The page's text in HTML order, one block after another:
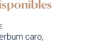
caro,